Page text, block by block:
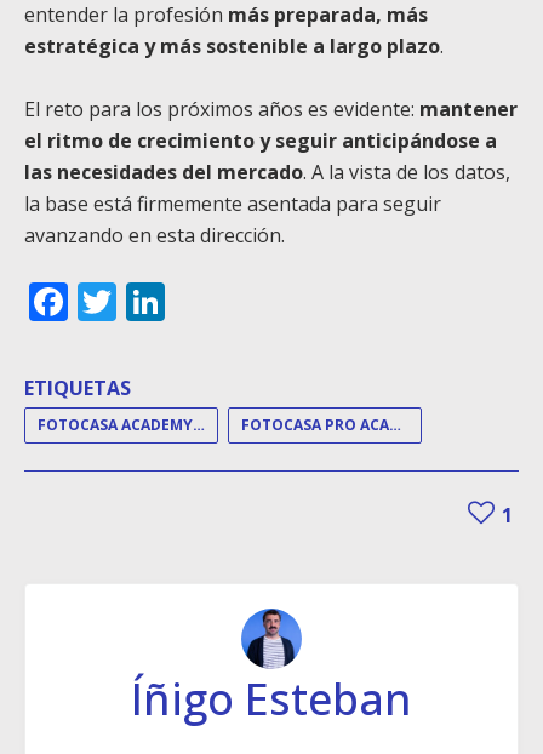
entender la profesión más preparada, más
estratégica y más sostenible a largo plazo.
El reto para los próximos años es evidente: mantener
el ritmo de crecimiento y seguir anticipándose a
las necesidades del mercado. A la vista de los datos,
la base está firmemente asentada para seguir
avanzando en esta dirección.
Facebook
Twitter
ETIQUETAS
FOTOCASA ACADEMY DAY FOTOCASA PRO ACADEMY
1
Íñigo Esteban